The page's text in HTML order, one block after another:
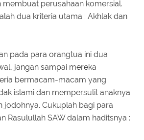
membuat perusahaan komersial.
dua kriteria utama : Akhlak dan
pada para orangtua ini dua
jangan sampai mereka
bermacam-macam yang
islami dan mempersulit anaknya
jodohnya. Cukuplah bagi para
Rasulullah SAW dalam haditsnya :